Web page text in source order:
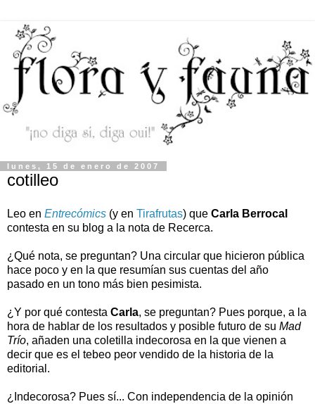
lunes, 15 de enero de 2007
cotilleo
Leo en Entrecómics (y en Tirafrutas) que Carla Berrocal
contesta en su blog a la nota de Recerca.
¿Qué nota, se preguntan? Una circular que hicieron pública
hace poco y en la que resumían sus cuentas del año
pasado en un tono más bien pesimista.
¿Y por qué contesta Carla, se preguntan? Pues porque, a la
hora de hablar de los resultados y posible futuro de su Mad
Trío, añaden una coletilla indecorosa en la que vienen a
decir que es el tebeo peor vendido de la historia de la
editorial.
¿Indecorosa? Pues sí... Con independencia de la opinión